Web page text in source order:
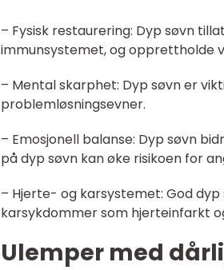
– Fysisk restaurering: Dyp søvn
immunsystemet, og opprettholde
– Mental skarphet: Dyp søvn er
problemløsningsevner.
– Emosjonell balanse: Dyp søvn
på dyp søvn kan øke risikoen for
– Hjerte- og karsystemet: God
karsykdommer som hjerteinfarkt
Ulemper med